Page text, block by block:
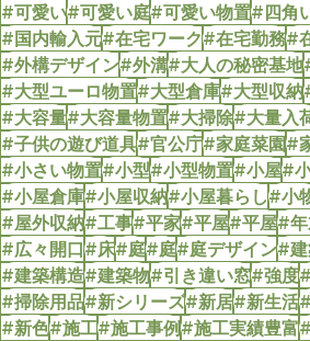
#可愛い#可愛い庭#可愛い物置#四角
#国内輸入元#在宅ワーク#在宅勤務#
#外構デザイン#外溝#大人の秘密基地
#大型ユーロ物置#大型倉庫#大型収納
#大容量#大容量物置#大掃除#大量入
#子供の遊び道具#官公庁#家庭菜園#
#小さい物置#小型#小型物置#小屋#
#小屋倉庫#小屋収納#小屋暮らし#小
#屋外収納#工事#平家#平屋#平屋#年
#広々開口#床#庭#庭#庭デザイン#建
#建築構造#建築物#引き違い窓#強度
#掃除用品#新シリーズ#新居#新生活
#新色#施工#施工事例#施工実績豊富